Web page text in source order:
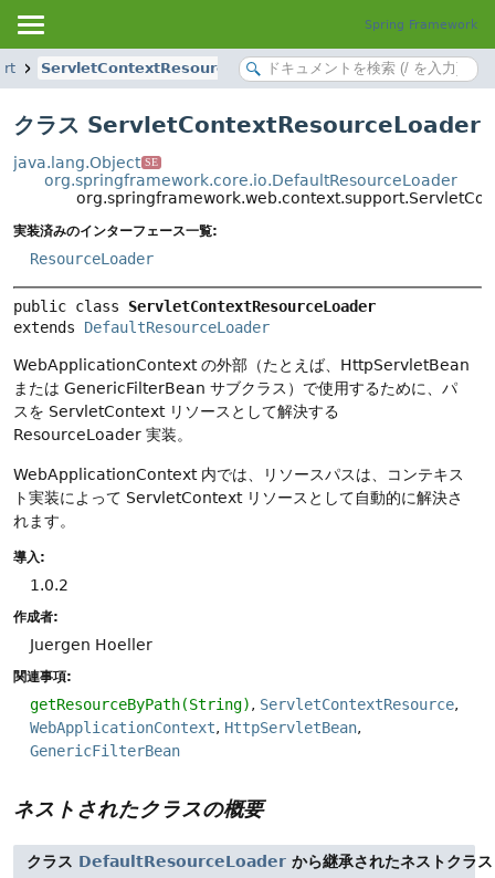
Spring Framework
ServletContextResourceLoader
クラス ServletContextResourceLoader
java.lang.Object SE
org.springframework.core.io.DefaultResourceLoader
実装済みのインターフェース一覧:
ResourceLoader
public class ServletContextResourceLoader
extends DefaultResourceLoader
WebApplicationContext の外部（たとえば、HttpServletBean
または GenericFilterBean サブクラス）で使用するために、パ
スを ServletContext リソースとして解決する
ResourceLoader 実装。
WebApplicationContext 内では、リソースパスは、コンテキス
ト実装によって ServletContext リソースとして自動的に解決さ
れます。
導入:
1.0.2
作成者:
Juergen Hoeller
関連事項:
getResourceByPath(String)
ServletContextResource
WebApplicationContext
HttpServletBean
GenericFilterBean
ネストされたクラスの概要
クラス DefaultResourceLoader から継承されたネストクラ